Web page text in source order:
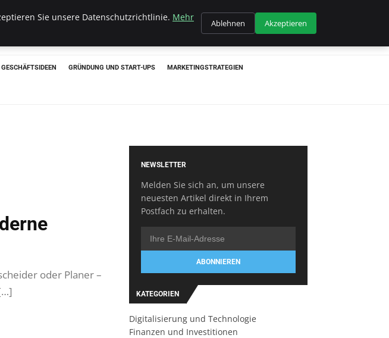
GESCHÄFTSIDEEN GRÜNDUNG UND START-UPS MARKETINGSTRATEGIEN
oder Planer –
NEWSLETTER
Melden Sie sich an, um unsere
neuesten Artikel direkt in Ihrem
Postfach zu erhalten.
ABONNIEREN
KATEGORIEN
Digitalisierung und Technologie
Finanzen und Investitionen
Sie unsere Datenschutzrichtlinie. Mehr
Ablehnen Akzeptieren